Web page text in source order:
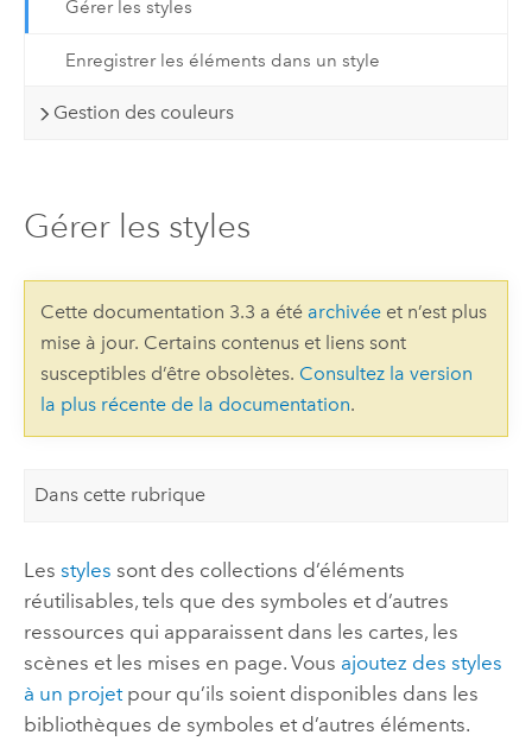
Gérer les styles
Enregistrer les éléments dans un style
Gestion des couleurs
Gérer les styles
Cette documentation 3.3 a été archivéeet n’est plus
mise à jour. Certains contenus et liens sont
susceptibles d’être obsolètes. Consultez la version
la plus récente de la documentation.
Dans cette rubrique
Les styles sont des collections d’éléments
réutilisables, tels que des symboles et d’autres
ressources qui apparaissent dans les cartes, les
scènes et les mises en page. Vous ajoutez des styles
à un projetpour qu’ils soient disponibles dans les
bibliothèques de symboles et d’autres éléments.